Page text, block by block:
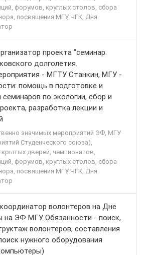
форумов, круглых столов, сбора
посвящения МГУ, ЧГК, Дня
проекта "семинар.
долголетия.
- МГТУ Станкин, МГУ -
помощь в подготовке и
по экологии, сбор и
разработка лекции и
значимых мероприятий ЭФ, МГУ
Студенческого союза),
дверей, чемпионатов,
форумов, круглых столов, сбора
посвящения МГУ, ЧГК, Дня
волонтеров на Дне
на ЭФ МГУ. Обязанности - поиск,
волонтеров, составления
нужного оборудования